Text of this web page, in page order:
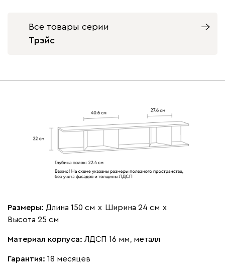
Все товары серии
Трэйс
Размеры: Длина 150 см х Ширина 24 см х
Высота 25 см
Материал корпуса: ЛДСП 16 мм, металл
Гарантия: 18 месяцев